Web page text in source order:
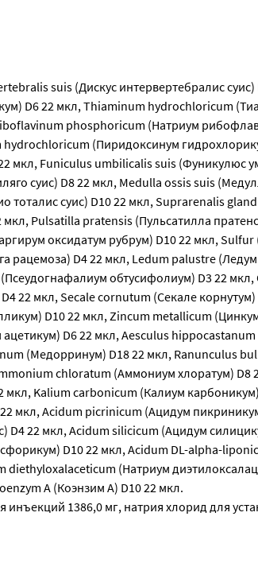
suis (Дискус интервертебралис суис)
D6 22 мкл, Thiaminum hydrochloricum
phosphoricum (Натриум
(Пиридоксинум
мкл, Funiculus umbilicalis suis (Фуникулюс
суис) D8 22 мкл, Medulla ossis suis
тоталис суис) D10 22 мкл, Suprarenalis
мкл, Pulsatilla pratensis (Пульсатилла
оксидатум рубрум) D10 22 мкл, Sulfur
рацемоза) D4 22 мкл, Ledum palustre
обтусифолиум) D3 22
22 мкл, Secale cornutum (Секале корнутум)
D10 22 мкл, Zincum metallicum
D6 22 мкл, Aesculus
(Медорринум) D18 22 мкл, Ranunculus
chloratum (Аммониум хлоратум) D8
мкл, Kalium carbonicum (Калиум
мкл, Acidum picrinicum (Ацидум
D4 22 мкл, Acidum silicicum (Ацидум
D10 22 мкл, Acidum DL-alpha-
(Натриум
А (Коэнзим А) D10 22 мкл.
инъекций 1386,0 мг, натрия хлорид для